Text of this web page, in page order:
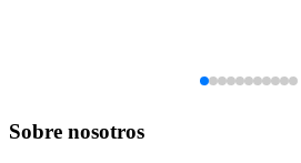
Sobre nosotros